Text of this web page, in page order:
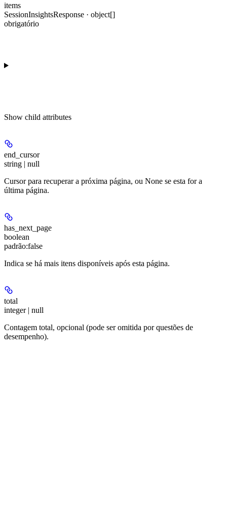
items
SessionInsightsResponse · object[]
obrigatório
Show child attributes
end_cursor
string | null
Cursor para recuperar a próxima página, ou None se esta for a
última página.
has_next_page
boolean
padrão:false
Indica se há mais itens disponíveis após esta página.
total
integer | null
Contagem total, opcional (pode ser omitida por questões de
desempenho).